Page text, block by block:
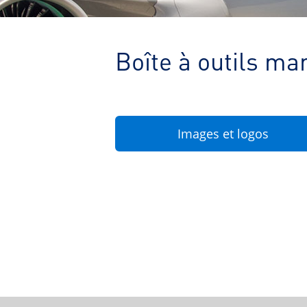
Boîte à outils
Images et logos